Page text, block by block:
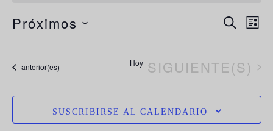
de
y
de
BUSCAR
Próximos
Selecciona
la Eventos
anterior(es) Hoy EVENTOS
SIGUIENTE(S)
SUSCRIBIRSE AL CALENDARIO